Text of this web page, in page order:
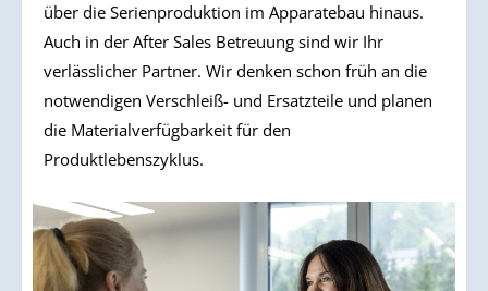
über die Serienproduktion im Apparatebau hinaus.
Auch in der After Sales Betreuung sind wir Ihr
verlässlicher Partner. Wir denken schon früh an die
notwendigen Verschleiß- und Ersatzteile und planen
die Materialverfügbarkeit für den
Produktlebenszyklus.